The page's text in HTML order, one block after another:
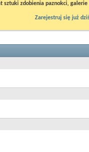
sztuki zdobienia paznokci, galerie
Zarejestruj się już